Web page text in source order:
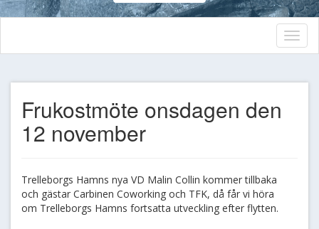
Toggle
Frukostmöte onsdagen den
12 november
Trelleborgs Hamns nya VD Malin Collin kommer tillbaka
och gästar Carbinen Coworking och TFK, då får vi höra
om Trelleborgs Hamns fortsatta utveckling efter flytten.